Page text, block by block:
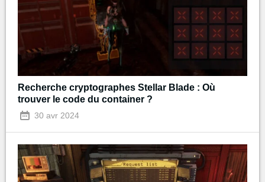
Recherche cryptographes Stellar Blade : Où
trouver le code du container ?
30 avr 2024